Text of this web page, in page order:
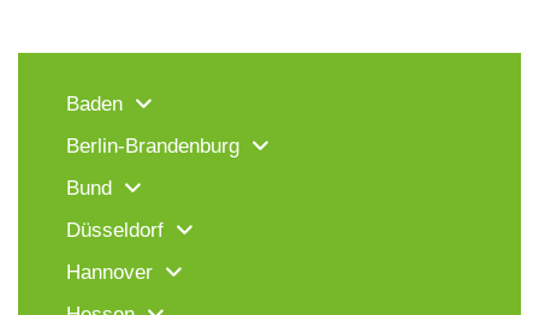
Baden
Berlin-Brandenburg
Bund
Düsseldorf
Hannover